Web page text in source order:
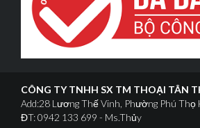
CÔNG TY TNHH SX TM THOẠI TÂN
Add:28 Lương Thế Vinh, Phường Phú Thọ
ĐT: 0942 133 699 - Ms.Thủy